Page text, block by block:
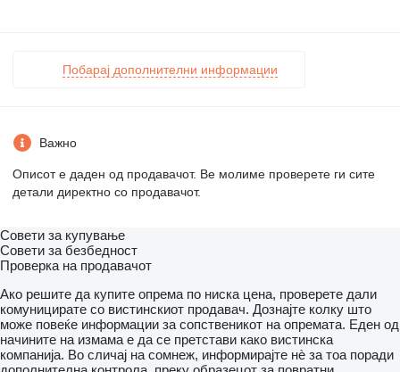
Побарај дополнителни информации
Важно
Описот е даден од продавачот. Ве молиме проверете ги сите
детали директно со продавачот.
Совети за купување
Совети за безбедност
Проверка на продавачот
Ако решите да купите опрема по ниска цена, проверете дали
комуницирате со вистинскиот продавач. Дознајте колку што
може повеќе информации за сопственикот на опремата. Еден од
начините на измама е да се претстави како вистинска
компанија. Во сличај на сомнеж, информирајте нѐ за тоа поради